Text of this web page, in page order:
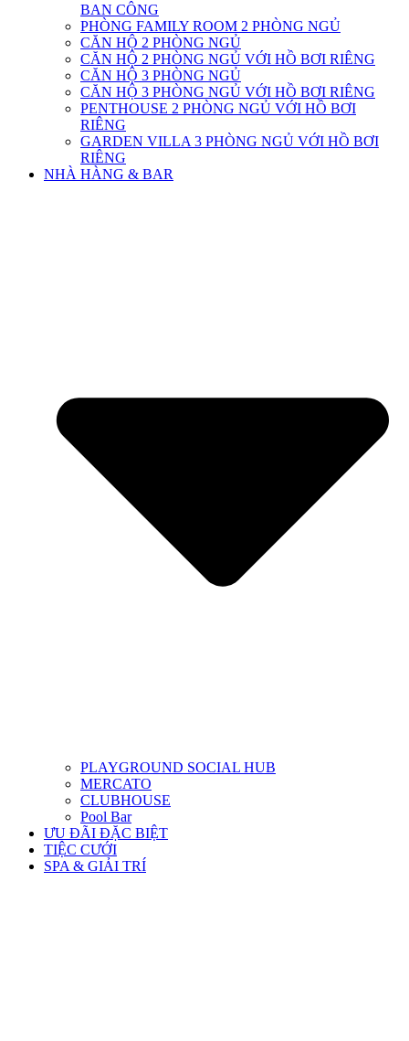
BAN CÔNG
PHÒNG FAMILY ROOM 2 PHÒNG NGỦ
CĂN HỘ 2 PHÒNG NGỦ
CĂN HỘ 2 PHÒNG NGỦ VỚI HỒ BƠI RIÊNG
CĂN HỘ 3 PHÒNG NGỦ
CĂN HỘ 3 PHÒNG NGỦ VỚI HỒ BƠI RIÊNG
PENTHOUSE 2 PHÒNG NGỦ VỚI HỒ BƠI
RIÊNG
GARDEN VILLA 3 PHÒNG NGỦ VỚI HỒ BƠI
RIÊNG
NHÀ HÀNG & BAR
PLAYGROUND SOCIAL HUB
MERCATO
CLUBHOUSE
Pool Bar
ƯU ĐÃI ĐẶC BIỆT
TIỆC CƯỚI
SPA & GIẢI TRÍ